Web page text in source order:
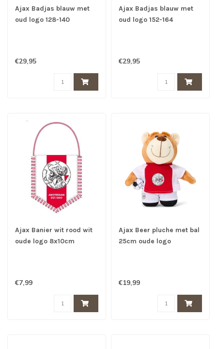
Ajax Badjas blauw met
oud logo 128-140
€29,95
Ajax Badjas blauw met
oud logo 152-164
€29,95
Ajax Banier wit rood wit
oude logo 8x10cm
€7,99
Ajax Beer pluche met bal
25cm oude logo
€19,99